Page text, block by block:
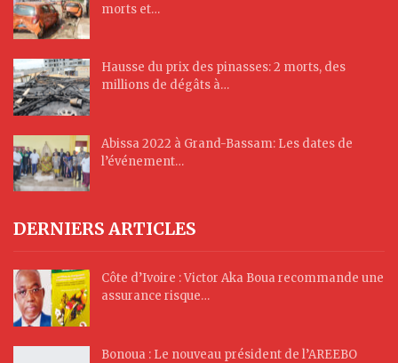
morts et…
Hausse du prix des pinasses: 2 morts, des
millions de dégâts à…
Abissa 2022 à Grand-Bassam: Les dates de
l’événement…
DERNIERS ARTICLES
Côte d’Ivoire : Victor Aka Boua recommande une
assurance risque…
Bonoua : Le nouveau président de l’AREEBO